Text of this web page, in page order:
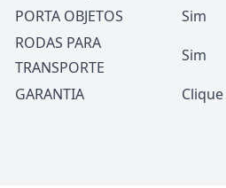
PORTA OBJETOS
Sim
RODAS PARA
TRANSPORTE
Sim
GARANTIA
Clique